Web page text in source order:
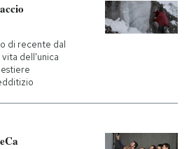
di recente dal
vita dell'unica